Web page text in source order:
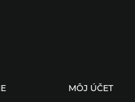
MÔJ ÚČET